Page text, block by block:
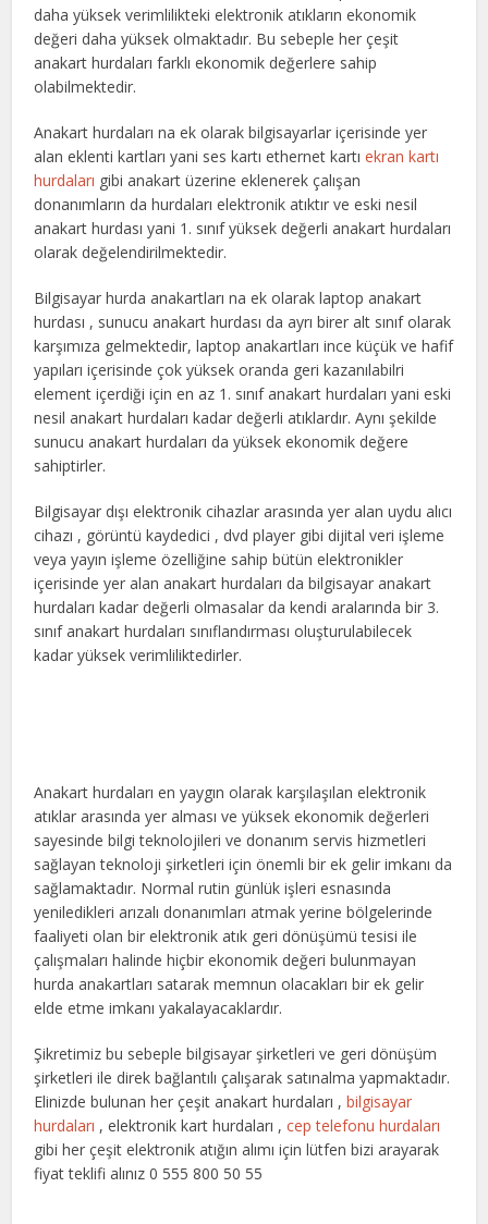
daha yüksek verimlilikteki elektronik atıkların ekonomik
değeri daha yüksek olmaktadır. Bu sebeple her çeşit
anakart hurdaları farklı ekonomik değerlere sahip
olabilmektedir.
Anakart hurdaları na ek olarak bilgisayarlar içerisinde yer
alan eklenti kartları yani ses kartı ethernet kartıekran kartı
hurdaları gibi anakart üzerine eklenerek çalışan
donanımların da hurdaları elektronik atıktır ve eski nesil
anakart hurdası yani 1. sınıf yüksek değerli anakart hurdaları
olarak değelendirilmektedir.
Bilgisayar hurda anakartları na ek olarak laptop anakart
hurdası , sunucu anakart hurdası da ayrı birer alt sınıf olarak
karşımıza gelmektedir, laptop anakartları ince küçük ve hafif
yapıları içerisinde çok yüksek oranda geri kazanılabilri
element içerdiği için en az 1. sınıf anakart hurdaları yani eski
nesil anakart hurdaları kadar değerli atıklardır. Aynı şekilde
sunucu anakart hurdaları da yüksek ekonomik değere
sahiptirler.
Bilgisayar dışı elektronik cihazlar arasında yer alan uydu alıcı
cihazı , görüntü kaydedici , dvd player gibi dijital veri işleme
veya yayın işleme özelliğine sahip bütün elektronikler
içerisinde yer alan anakart hurdaları da bilgisayar anakart
hurdaları kadar değerli olmasalar da kendi aralarında bir 3.
sınıf anakart hurdaları sınıflandırması oluşturulabilecek
kadar yüksek verimliliktedirler.
Anakart hurdaları en yaygın olarak karşılaşılan elektronik
atıklar arasında yer alması ve yüksek ekonomik değerleri
sayesinde bilgi teknolojileri ve donanım servis hizmetleri
sağlayan teknoloji şirketleri için önemli bir ek gelir imkanı da
sağlamaktadır. Normal rutin günlük işleri esnasında
yeniledikleri arızalı donanımları atmak yerine bölgelerinde
faaliyeti olan bir elektronik atık geri dönüşümü tesisi ile
çalışmaları halinde hiçbir ekonomik değeri bulunmayan
hurda anakartları satarak memnun olacakları bir ek gelir
elde etme imkanı yakalayacaklardır.
Şikretimiz bu sebeple bilgisayar şirketleri ve geri dönüşüm
şirketleri ile direk bağlantılı çalışarak satınalma yapmaktadır.
Elinizde bulunan her çeşit anakart hurdaları ,bilgisayar
hurdaları , elektronik kart hurdaları ,cep telefonu hurdaları
gibi her çeşit elektronik atığın alımı için lütfen bizi arayarak
fiyat teklifi alınız 0 555 800 50 55